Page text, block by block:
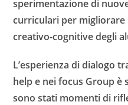
sperimentazione di
curriculari per migliorare
creativo-cognitive degli
L’esperienza di dialogo
help e nei focus Group è
sono stati momenti di